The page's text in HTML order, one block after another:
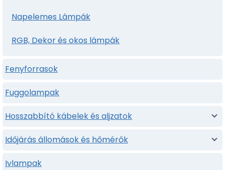
Napelemes Lámpák
RGB, Dekor és okos lámpák
Fenyforrasok
Fuggolampak
Hosszabbító kábelek és aljzatok
Időjárás állomások és hőmérők
Ivlampak